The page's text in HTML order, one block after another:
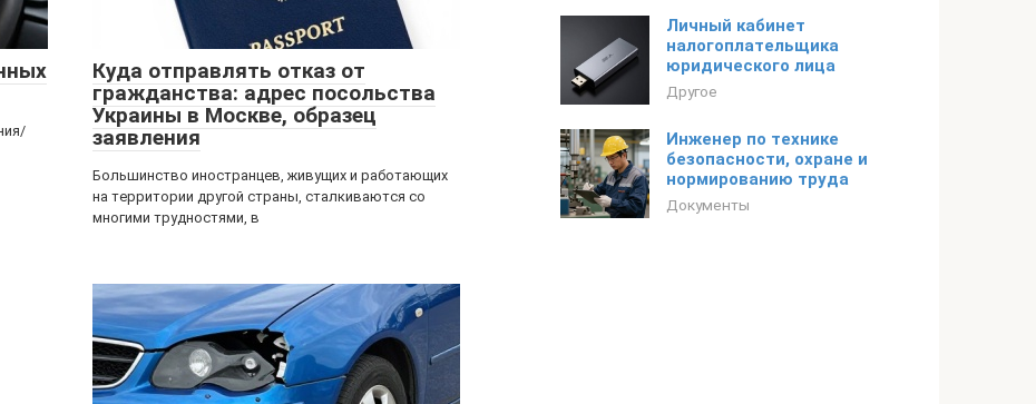
Куда отправлять отказ от
гражданства: адрес посольства
Украины в Москве, образец
заявления
Большинство иностранцев, живущих и работающих
на территории другой страны, сталкиваются со
многими трудностями, в
Личный кабинет
налогоплательщика
юридического лица
Другое
Инженер по технике
безопасности, охране и
нормированию труда
Документы